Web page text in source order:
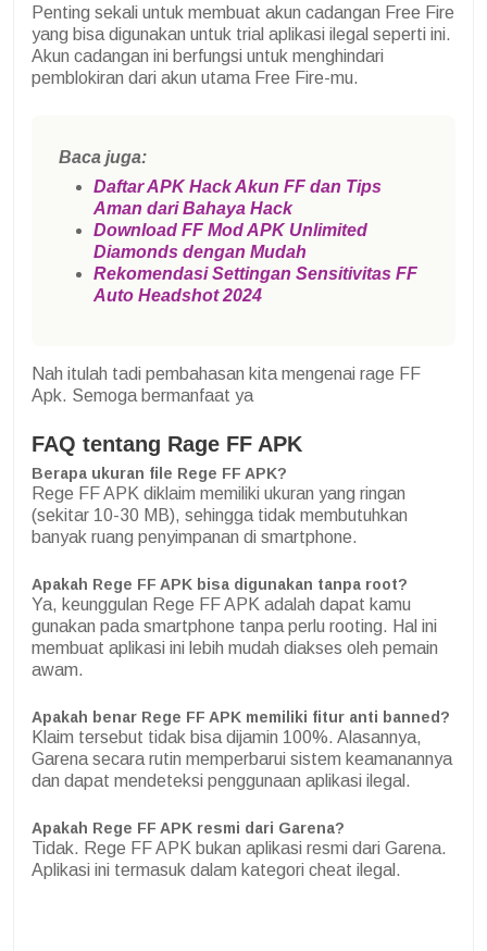
Penting sekali untuk membuat akun cadangan Free Fire
yang bisa digunakan untuk trial aplikasi ilegal seperti ini.
Akun cadangan ini berfungsi untuk menghindari
pemblokiran dari akun utama Free Fire-mu.
Baca juga:
Daftar APK Hack Akun FF dan Tips
Aman dari Bahaya Hack
Download FF Mod APK Unlimited
Diamonds dengan Mudah
Rekomendasi Settingan Sensitivitas FF
Auto Headshot 2024
Nah itulah tadi pembahasan kita mengenai rage FF
Apk. Semoga bermanfaat ya
FAQ tentang Rage FF APK
Berapa ukuran file Rege FF APK?
Rege FF APK diklaim memiliki ukuran yang ringan
(sekitar 10-30 MB), sehingga tidak membutuhkan
banyak ruang penyimpanan di smartphone.
Apakah Rege FF APK bisa digunakan tanpa root?
Ya, keunggulan Rege FF APK adalah dapat kamu
gunakan pada smartphone tanpa perlu rooting. Hal ini
membuat aplikasi ini lebih mudah diakses oleh pemain
awam.
Apakah benar Rege FF APK memiliki fitur anti banned?
Klaim tersebut tidak bisa dijamin 100%. Alasannya,
Garena secara rutin memperbarui sistem keamanannya
dan dapat mendeteksi penggunaan aplikasi ilegal.
Apakah Rege FF APK resmi dari Garena?
Tidak. Rege FF APK bukan aplikasi resmi dari Garena.
Aplikasi ini termasuk dalam kategori cheat ilegal.